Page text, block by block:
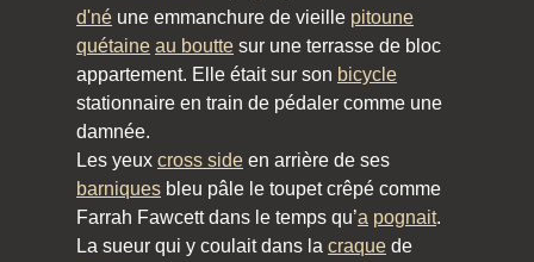
d'né une emmanchure de vieille pitoune
quétaine au boutte sur une terrasse de bloc
appartement. Elle était sur son bicycle
stationnaire en train de pédaler comme une
damnée.
Les yeux cross side en arrière de ses
barniques bleu pâle le toupet crêpé comme
Farrah Fawcett dans le temps qu’a pognait.
La sueur qui y coulait dans la craque de